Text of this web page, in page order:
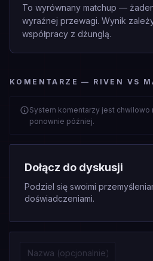
To wyrównany matchup —
wyraźnej przewagi. Wynik
współpracy z dżunglą.
KOMENTARZE — RIVEN VS
System komentarzy jest chwilowo
ponownie później.
Dołącz do dyskusji
Podziel się swoimi
doświadczeniami.